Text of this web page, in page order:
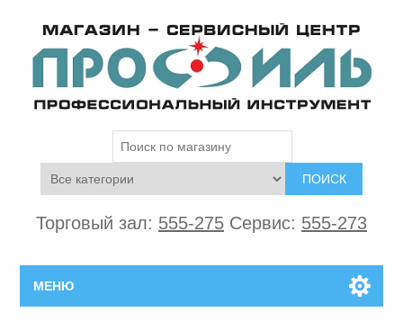
ПОИСК
Торговый зал: 555-275 Сервис: 555-273
МЕНЮ